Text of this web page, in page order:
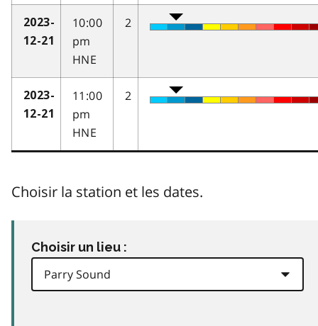
2023-
12-21
10:00
pm
HNE
2
2023-
12-21
11:00
pm
HNE
2
Choisir la station et les dates.
Choisir un lieu :